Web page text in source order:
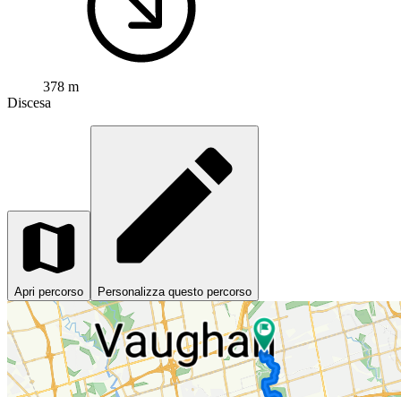
378 m
Discesa
Apri percorso Personalizza questo percorso